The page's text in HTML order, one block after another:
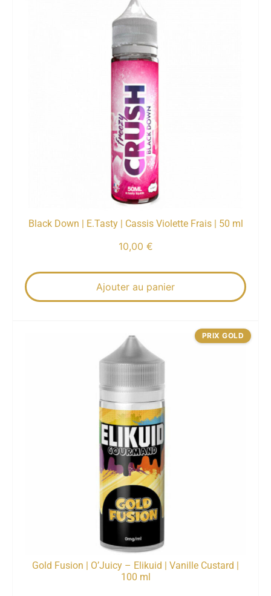
Black Down | E.Tasty | Cassis Violette Frais | 50 ml
10,00 €
Ajouter au panier
Gold Fusion | O’Juicy – Elikuid | Vanille Custard |
100 ml
PRIX GOLD